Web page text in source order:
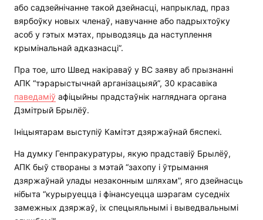
або садзейнічанне такой дзейнасці, напрыклад, праз
вярбоўку новых членаў, навучанне або падрыхтоўку
асоб у гэтых мэтах, прыводзяць да наступлення
крымінальнай адказнасці”.
Пра тое, што Швед накіраваў у ВС заяву аб прызнанні
АПК “тэрарыстычнай арганізацыяй”, 30 красавіка
паведаміў афіцыйны прадстаўнік нагляднага органа
Дзмітрый Брылёў.
Ініцыятарам выступіў Камітэт дзяржаўнай бяспекі.
На думку Генпракуратуры, якую прадставіў Брылёў,
АПК быў створаны з мэтай “захопу і ўтрымання
дзяржаўнай улады незаконным шляхам”, яго дзейнасць
нібыта “курыруецца і фінансуецца шэрагам суседніх
замежных дзяржаў, іх спецыяльнымі і выведвальнымі